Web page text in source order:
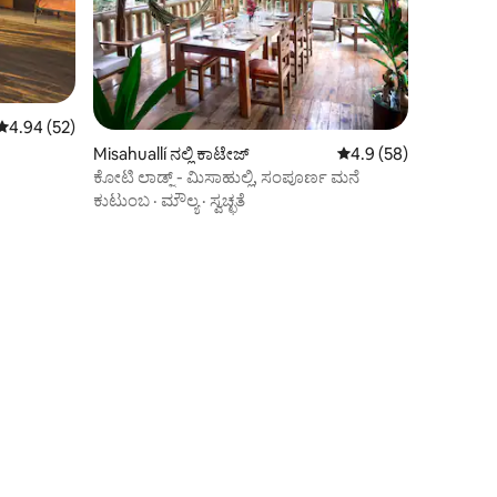
ರಲ್ಲಿ 4.94 ಸರಾಸರಿ ರೇಟಿಂಗ್, 52 ವಿಮರ್ಶೆಗಳು
4.94 (52)
Misahuallí ನಲ್ಲಿ ಕಾಟೇಜ್ 5 ರಲ್ಲಿ 4.9 ಸರಾಸರಿ
4.9 (58)
ಕೋಟಿ ಲಾಡ್ಜ್ - ಮಿಸಾಹುಲ್ಲಿ, ಸಂಪೂರ್ಣ ಮನೆ
ಕುಟುಂಬ · ಮೌಲ್ಯ· ಸ್ವಚ್ಛತೆ